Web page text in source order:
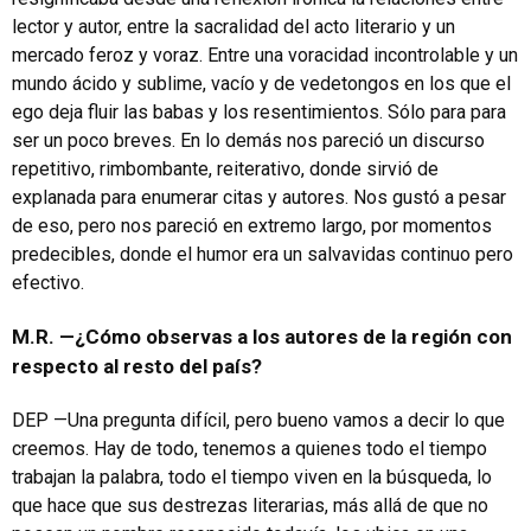
lector y autor, entre la sacralidad del acto literario y un
mercado feroz y voraz. Entre una voracidad incontrolable y un
mundo ácido y sublime, vacío y de vedetongos en los que el
ego deja fluir las babas y los resentimientos. Sólo para para
ser un poco breves. En lo demás nos pareció un discurso
repetitivo, rimbombante, reiterativo, donde sirvió de
explanada para enumerar citas y autores. Nos gustó a pesar
de eso, pero nos pareció en extremo largo, por momentos
predecibles, donde el humor era un salvavidas continuo pero
efectivo.
M.R. —¿Cómo observas a los autores de la región con
respecto al resto del país?
DEP —Una pregunta difícil, pero bueno vamos a decir lo que
creemos. Hay de todo, tenemos a quienes todo el tiempo
trabajan la palabra, todo el tiempo viven en la búsqueda, lo
que hace que sus destrezas literarias, más allá de que no